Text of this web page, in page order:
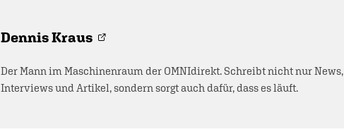
Dennis Kraus
Der Mann im Maschinenraum der OMNIdirekt. Schreibt nicht nur News,
Interviews und Artikel, sondern sorgt auch dafür, dass es läuft.